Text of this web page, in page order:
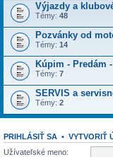
Výjazdy a
Témy: 48
Pozvánky od
Témy: 14
Kúpim - Predám
Témy: 7
SERVIS a
Témy: 2
PRIHLÁSIŤ SA • VYTVORIŤ
Užívateľské meno: